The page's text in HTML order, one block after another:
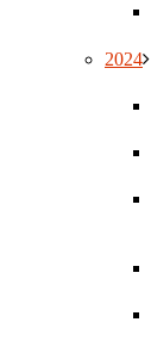
2024